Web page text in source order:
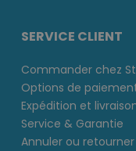
SERVICE CLIENT
Commander chez
Options de
Expédition et
Service & Garantie
Annuler ou retourner